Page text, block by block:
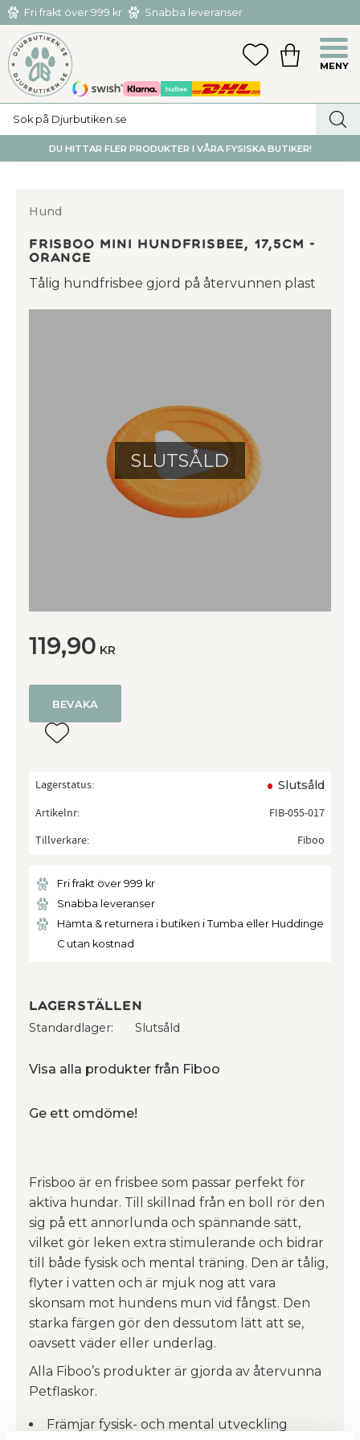
Meny
Fri frakt över 999 kr
Snabba leveranser
Hämta och returnera i butiken i Tumba eller Huddinge C
FAVORITER
KUNDVAGN
DU HITTAR FLER PRODUKTER I VÅRA FYSISKA BUTIKER!
Hund
Frisboo Mini Hundfrisbee, 17,5cm -
Orange
Tålig hundfrisbee gjord på återvunnen plast
SLUTSÅLD
119,90 KR
Lägg till i favoriter
BEVAKA
Lagerstatus Slutsåld
Artikelnr
FIB-055-017
Tillverkare
Fiboo
Fri frakt över 999 kr
Snabba leveranser
Hämta & returnera i butiken i Tumba eller Huddinge
C utan kostnad
Lagerställen
Standardlager Slutsåld
Visa alla produkter från Fiboo
Ge ett omdöme!
Frisboo är en frisbee som passar perfekt för
aktiva hundar. Till skillnad från en boll rör den
sig på ett annorlunda och spännande sätt,
vilket gör leken extra stimulerande och bidrar
till både fysisk och mental träning. Den är tålig,
flyter i vatten och är mjuk nog att vara
skonsam mot hundens mun vid fångst. Den
starka färgen gör den dessutom lätt att se,
oavsett väder eller underlag.
Alla Fiboo’s produkter är gjorda av återvunna
Petflaskor.
Främjar fysisk- och mental utveckling